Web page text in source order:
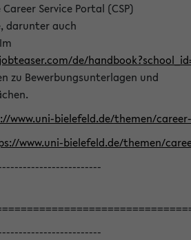
Service Portal (CSP)
darunter auch
de/
zu Bewerbungsunterlagen und
www.uni-bielefeld.de/themen/
www.uni-bielefeld.de/themen/